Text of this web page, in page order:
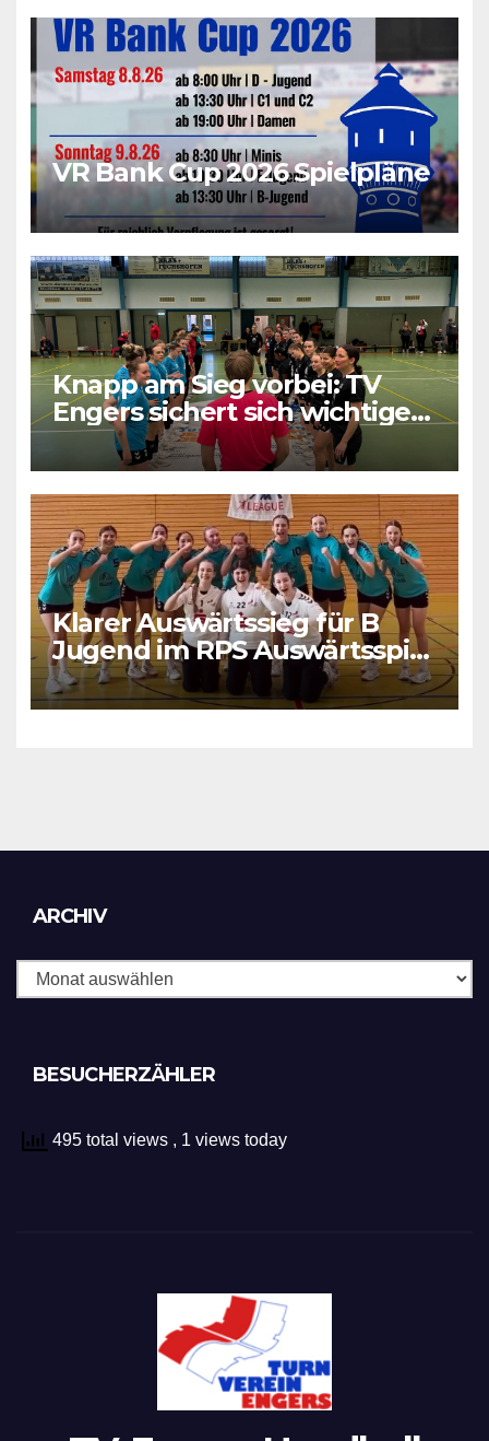
VR Bank Cup 2026 Spielpläne
Knapp am Sieg vorbei: TV
Engers sichert sich wichtigen
Punkt
Klarer Auswärtssieg für B
Jugend im RPS Auswärtsspiel
in Luxenburg
ARCHIV
BESUCHERZÄHLER
495 total views , 1 views today